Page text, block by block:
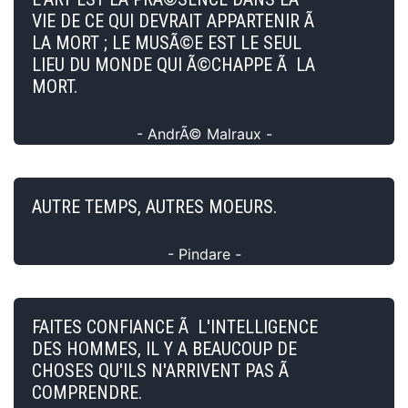
VIE DE CE QUI DEVRAIT APPARTENIR Ã
LA MORT ; LE MUSÃ©E EST LE SEUL
LIEU DU MONDE QUI Ã©CHAPPE Ã LA
MORT.
- AndrÃ© Malraux -
AUTRE TEMPS, AUTRES MOEURS.
- Pindare -
FAITES CONFIANCE Ã L'INTELLIGENCE
DES HOMMES, IL Y A BEAUCOUP DE
CHOSES QU'ILS N'ARRIVENT PAS Ã
COMPRENDRE.